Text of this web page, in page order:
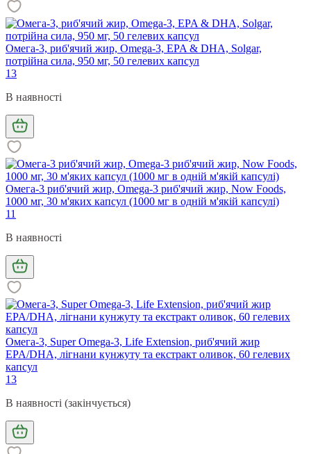
Омега-3, риб'ячий жир, Omega-3, EPA & DHA, Solgar,
потрійна сила, 950 мг, 50 гелевих капсул
13
В наявності
Омега-3 риб'ячий жир, Omega-3 риб'ячий жир, Now Foods,
1000 мг, 30 м'яких капсул (1000 мг в одній м'якій капсулі)
11
В наявності
Омега-3, Super Omega-3, Life Extension, риб'ячий жир
EPA/DHA, лігнани кунжуту та екстракт оливок, 60 гелевих
капсул
13
В наявності (закінчується)